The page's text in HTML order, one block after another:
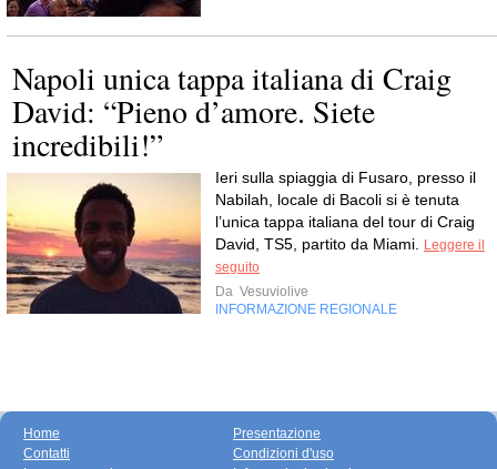
Napoli unica tappa italiana di Craig
David: “Pieno d’amore. Siete
incredibili!”
Ieri sulla spiaggia di Fusaro, presso il
Nabilah, locale di Bacoli si è tenuta
l’unica tappa italiana del tour di Craig
David, TS5, partito da Miami.
Leggere il
seguito
Da Vesuviolive
INFORMAZIONE REGIONALE
Home
Contatti
Presentazione
Condizioni d'uso